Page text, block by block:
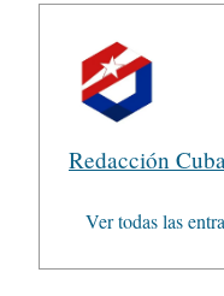
Redacción
Ver todas las